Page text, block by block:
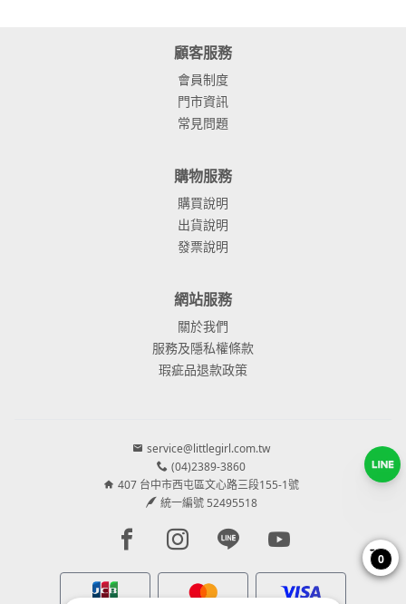
顧客服務
會員制度
門市資訊
常見問題
購物服務
購買說明
出貨說明
發票說明
網站服務
關於我們
服務及隱私權條款
瑕疵品退款政策
service@littlegirl.com.tw
(04)2389-3860
407 台中市西屯區文心路三段155-1號
統一編號 52495518
Facebook page
Instagram page
Line pageYoutube page
0